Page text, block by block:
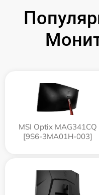
MSI Optix MAG341CQ
[9S6-3MA01H-003]